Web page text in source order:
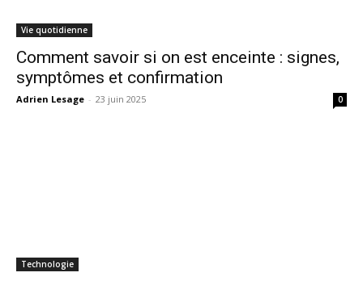
Vie quotidienne
Comment savoir si on est enceinte : signes,
symptômes et confirmation
Adrien Lesage - 23 juin 2025 0
Technologie